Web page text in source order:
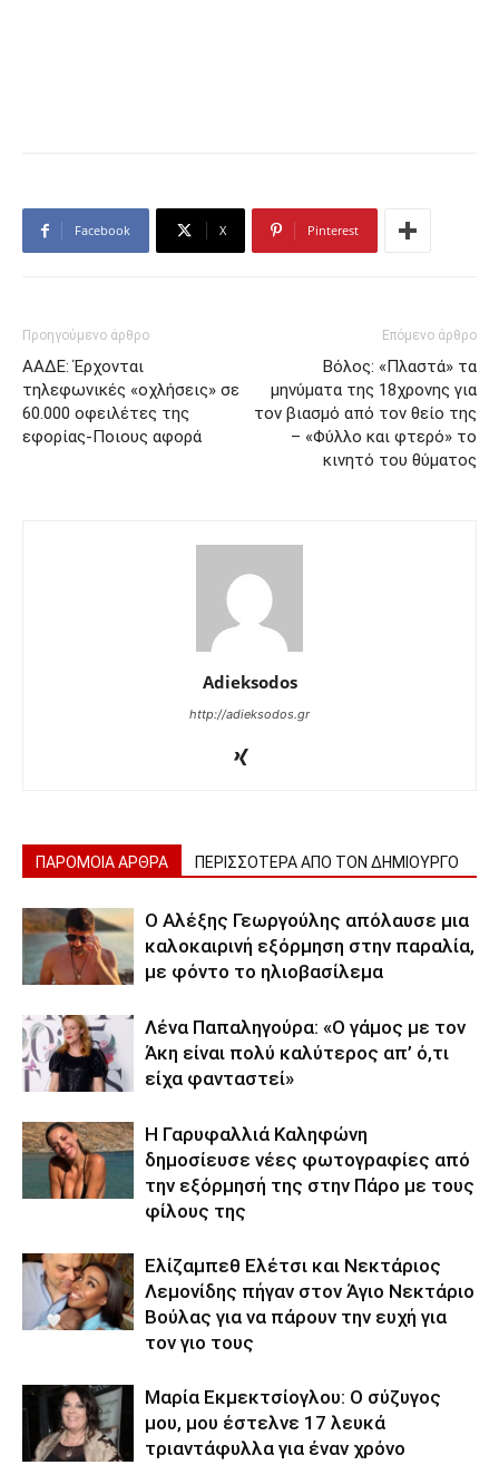
Facebook X Pinterest
Προηγούμενο άρθρο
ΑΑΔΕ: Έρχονται
τηλεφωνικές «οχλήσεις» σε
60.000 οφειλέτες της
εφορίας-Ποιους αφορά
Επόμενο άρθρο
Βόλος: «Πλαστά» τα
μηνύματα της 18χρονης για
τον βιασμό από τον θείο της
– «Φύλλο και φτερό» το
κινητό του θύματος
Adieksodos
http://adieksodos.gr
ΠΑΡΟΜΟΙΑ ΑΡΘΡΑ ΠΕΡΙΣΣΟΤΕΡΑ ΑΠΟ ΤΟΝ ΔΗΜΙΟΥΡΓΟ
Ο Αλέξης Γεωργούλης απόλαυσε μια
καλοκαιρινή εξόρμηση στην παραλία,
με φόντο το ηλιοβασίλεμα
Λένα Παπαληγούρα: «Ο γάμος με τον
Άκη είναι πολύ καλύτερος απ’ ό,τι
είχα φανταστεί»
Η Γαρυφαλλιά Καληφώνη
δημοσίευσε νέες φωτογραφίες από
την εξόρμησή της στην Πάρο με τους
φίλους της
Ελίζαμπεθ Ελέτσι και Νεκτάριος
Λεμονίδης πήγαν στον Άγιο Νεκτάριο
Βούλας για να πάρουν την ευχή για
τον γιο τους
Μαρία Εκμεκτσίογλου: O σύζυγος
μου, μου έστελνε 17 λευκά
τριαντάφυλλα για έναν χρόνο